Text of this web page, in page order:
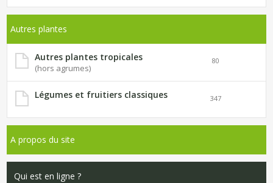
Autres plantes
Autres plantes tropicales
(hors agrumes)
80
Légumes et fruitiers classiques 347
A propos du site
Qui est en ligne ?